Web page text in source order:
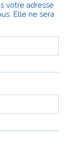
votre adresse
Elle ne sera